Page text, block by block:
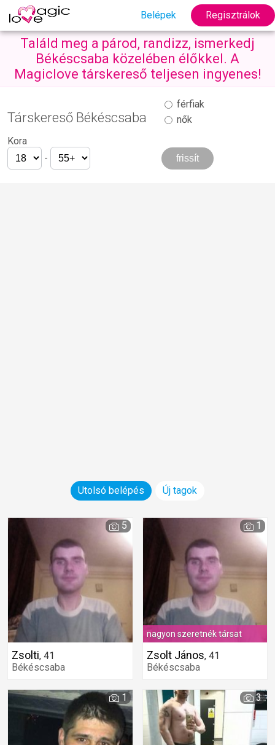
Belépek Regisztrálok
Találd meg a párod, randizz, ismerkedj
Békéscsaba közelében élőkkel. A
Magiclove társkereső teljesen ingyenes!
Társkereső Békéscsaba
férfiak
nők
Kora
-
Utolsó belépés Új tagok
Zsolti, 41
Békéscsaba
5
nagyon szeretnék társat
Zsolt János, 41
Békéscsaba
1
1 3